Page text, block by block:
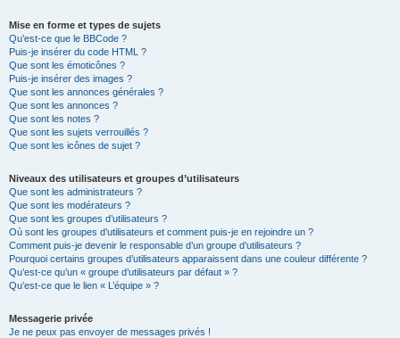
Mise en forme et types de sujets
Qu’est-ce que le BBCode ?
Puis-je insérer du code HTML ?
Que sont les émoticônes ?
Puis-je insérer des images ?
Que sont les annonces générales ?
Que sont les annonces ?
Que sont les notes ?
Que sont les sujets verrouillés ?
Que sont les icônes de sujet ?
Niveaux des utilisateurs et groupes d’utilisateurs
Que sont les administrateurs ?
Que sont les modérateurs ?
Que sont les groupes d’utilisateurs ?
Où sont les groupes d’utilisateurs et comment puis-je en rejoindre un ?
Comment puis-je devenir le responsable d’un groupe d’utilisateurs ?
Pourquoi certains groupes d’utilisateurs apparaissent dans une couleur différente ?
Qu’est-ce qu’un « groupe d’utilisateurs par défaut » ?
Qu’est-ce que le lien « L’équipe » ?
Messagerie privée
Je ne peux pas envoyer de messages privés !